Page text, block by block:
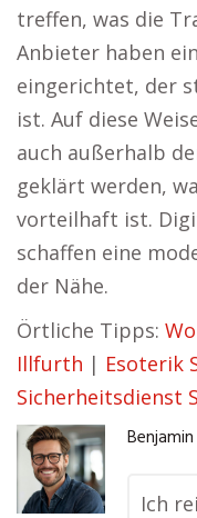
treffen, was die
Anbieter haben
eingerichtet, der
ist. Auf diese
auch außerhalb
geklärt werden,
vorteilhaft ist.
schaffen eine
der Nähe.
Örtliche Tipps:
Illfurth | Esoterik
Sicherheitsdienst
Benjamin
Ich